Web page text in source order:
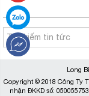
Long
Copyright © 2018 Công Ty
nhận ĐKKD số: